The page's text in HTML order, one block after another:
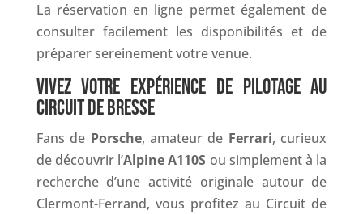
La réservation en ligne permet également de
consulter facilement les disponibilités et de
préparer sereinement votre venue.
VIVEZ VOTRE EXPÉRIENCE DE PILOTAGE AU
CIRCUIT DE BRESSE
Fans de Porsche, amateur de Ferrari, curieux
de découvrir l’Alpine A110S ou simplement à la
recherche d’une activité originale autour de
Clermont-Ferrand, vous profitez au Circuit de